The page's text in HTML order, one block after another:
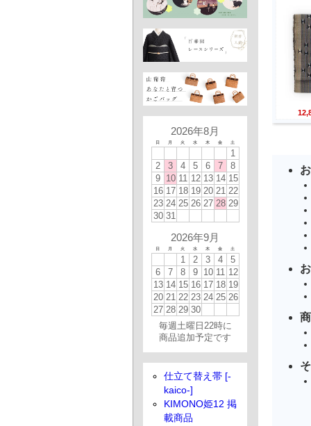
2026年8月
日 月 火 水 木 金 土
1
2
3 4 5 6 7
8
9 10 11 12 13 14 15
16 17 18 19 20 21 22
23 24 25 26 27 28 29
30 31
2026年9月
日 月 火 水 木 金 土
1 2 3 4
5
6
7 8 9 10 11 12
13 14 15 16 17 18 19
20 21 22 23 24 25 26
27 28 29 30
毎週土曜日22時に
商品追加予定です
仕立て替え帯 [-
kaico-]
KIMONO姫12 掲
載商品